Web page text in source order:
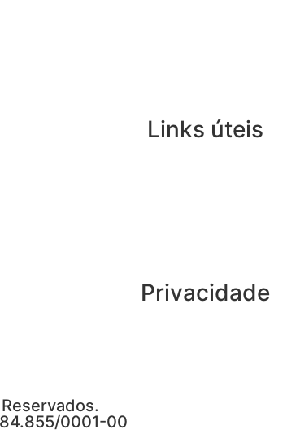
Links úteis
Privacidade
0001-00